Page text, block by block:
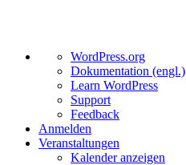
Über
WordPress
WordPress.org
Dokumentation (engl.)
Learn WordPress
Support
Feedback
Anmelden
Veranstaltungen
Kalender anzeigen